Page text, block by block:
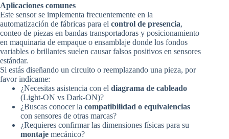
Aplicaciones comunes
Este sensor se implementa frecuentemente en la
automatización de fábricas para el control de presencia,
conteo de piezas en bandas transportadoras y posicionamiento
en maquinaria de empaque o ensamblaje donde los fondos
variables o brillantes suelen causar falsos positivos en sensores
estándar.
Si estás diseñando un circuito o reemplazando una pieza, por
favor indícame:
¿Necesitas asistencia con el diagrama de cableado
(Light-ON vs Dark-ON)?
¿Buscas conocer la compatibilidad o equivalencias
con sensores de otras marcas?
¿Requieres confirmar las dimensiones físicas para su
montaje mecánico?